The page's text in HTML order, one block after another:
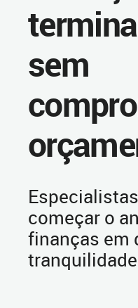
sem
começar o
finanças em